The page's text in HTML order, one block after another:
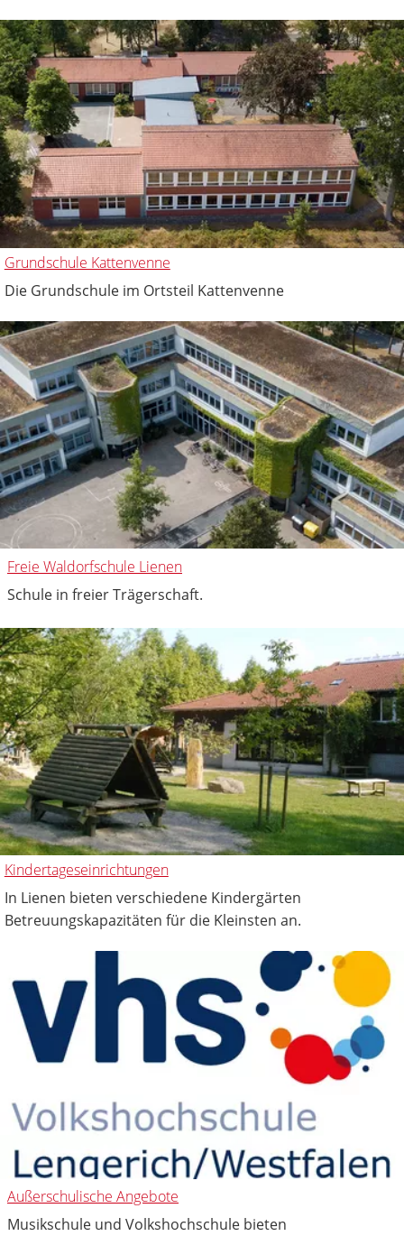
Grundschule Kattenvenne
Die Grundschule im Ortsteil Kattenvenne
Freie Waldorfschule Lienen
Schule in freier Trägerschaft.
Kindertageseinrichtungen
In Lienen bieten verschiedene Kindergärten
Betreuungskapazitäten für die Kleinsten an.
Außerschulische Angebote
Musikschule und Volkshochschule bieten